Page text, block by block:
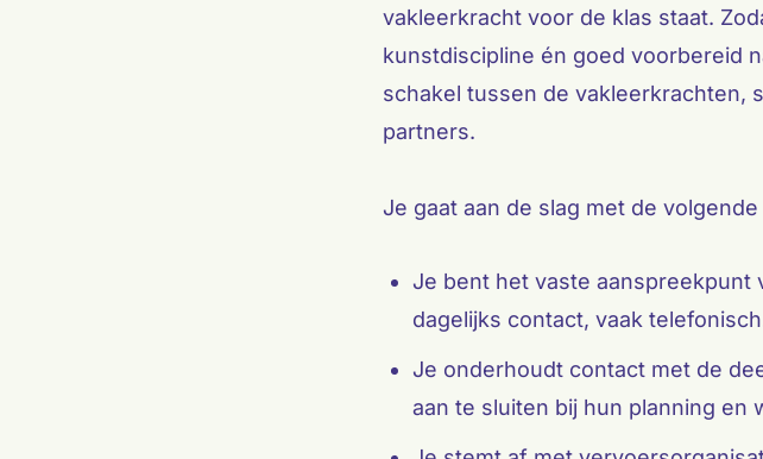
vakleerkracht voor de klas staat.
kunstdiscipline én goed voorbereid
schakel tussen de vakleerkrachten,
partners.
Je gaat aan de slag met de
Je bent het vaste aanspreekpunt
dagelijks contact, vaak
Je onderhoudt contact met de
aan te sluiten bij hun planning en